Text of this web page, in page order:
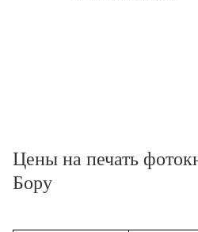
Цены на печать
Бору